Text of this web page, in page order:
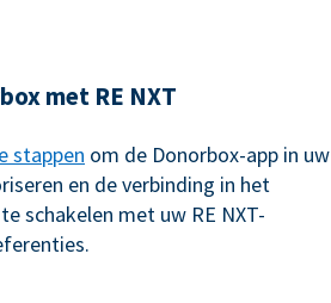
met RE NXT
stappen om de Donorbox-app in uw
en de verbinding in het
schakelen met uw RE NXT-